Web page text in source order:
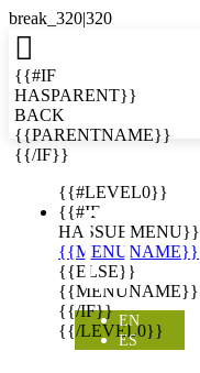

{{#IF
HASPARENT}}
BACK
{{PARENTNAME}}
{{/IF}}
{{#LEVEL0}}
{{#IF
HASSUBMENU}}
{{MENUNAME}}
{{ELSE}}
{{MENUNAME}}
{{/IF}}
{{/LEVEL0}}

EN
ES